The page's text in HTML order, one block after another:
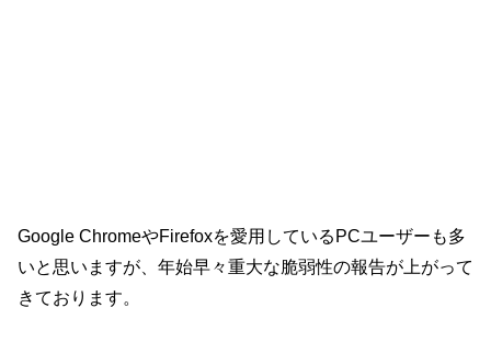
Google ChromeやFirefoxを愛用しているPCユーザーも多
いと思いますが、年始早々重大な脆弱性の報告が上がって
きております。